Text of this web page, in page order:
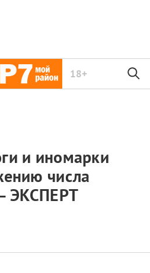
18+
и иномарки
числа
ЭКСПЕРТ